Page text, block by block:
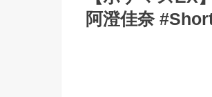
阿澄佳奈